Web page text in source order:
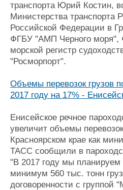
транспорта Юрий Костин,
Министерства транспорта
Российской Федерации в
ФГБУ "АМП Черного моря",
морской регистр
"Росморпорт".
Объемы перевозок грузов
2017 году на 17% -
Енисейское речное
увеличит объемы
Красноярском крае как
ТАСС сообщили в
"В 2017 году мы планируем
минимум 560 тыс. тонн
договоренности с группой